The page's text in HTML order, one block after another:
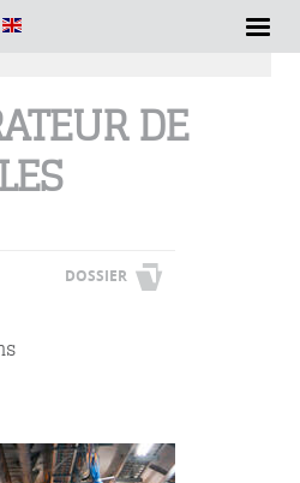
DE
DOSSIER